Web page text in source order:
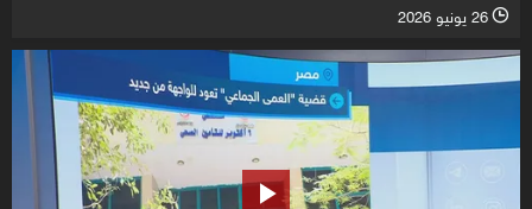
l 26 يونيو 2026